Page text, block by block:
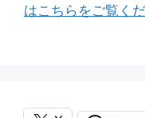
はこちらをご覧く